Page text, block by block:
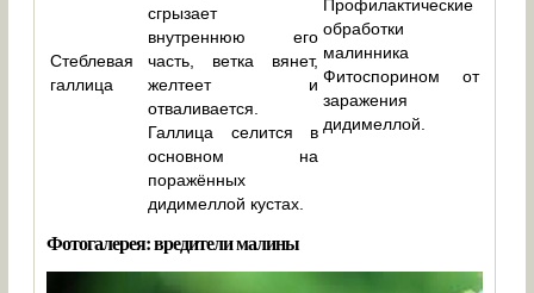
Стеблевая
галлица
сгрызает
внутреннюю его
часть, ветка вянет,
желтеет и
отваливается.
Галлица селится в
основном на
поражённых
дидимеллой кустах.
Профилактические
обработки
малинника
Фитоспорином от
заражения
дидимеллой.
Фотогалерея: вредители малины